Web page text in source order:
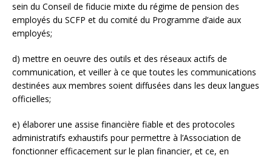
sein du Conseil de fiducie mixte du régime de pension des
employés du SCFP et du comité du Programme d’aide aux
employés;
d) mettre en oeuvre des outils et des réseaux actifs de
communication, et veiller à ce que toutes les communications
destinées aux membres soient diffusées dans les deux langues
officielles;
e) élaborer une assise financière fiable et des protocoles
administratifs exhaustifs pour permettre à l’Association de
fonctionner efficacement sur le plan financier, et ce, en